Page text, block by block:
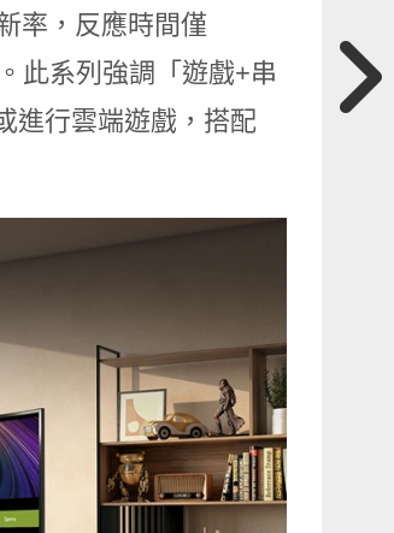
率，反應時間僅
此系列強調「遊戲+串
進行雲端遊戲，搭配